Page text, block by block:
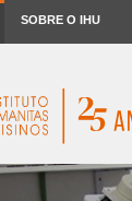
SOBRE O IHU